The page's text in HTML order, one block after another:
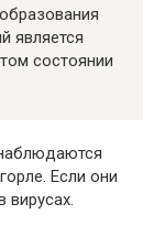
является
состоянии
Если они
вирусах.